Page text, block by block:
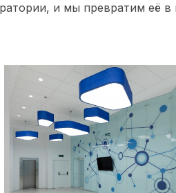
и мы превратим её